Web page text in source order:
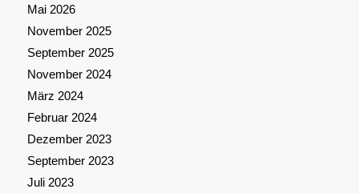
Mai 2026
November 2025
September 2025
November 2024
März 2024
Februar 2024
Dezember 2023
September 2023
Juli 2023